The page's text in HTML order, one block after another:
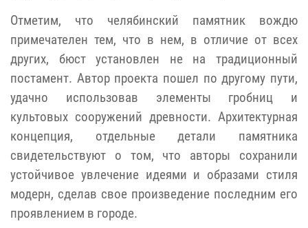
Отметим, что челябинский памятник вождю
примечателен тем, что в нем, в отличие от всех
других, бюст установлен не на традиционный
постамент. Автор проекта пошел по другому пути,
удачно использовав элементы гробниц и
культовых сооружений древности. Архитектурная
концепция, отдельные детали памятника
свидетельствуют о том, что авторы сохранили
устойчивое увлечение идеями и образами стиля
модерн, сделав свое произведение последним его
проявлением в городе.